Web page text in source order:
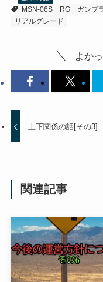
MSN-06S
RG ガンプ
リアルグレード
よか
上下関係の話[その3]
関連記事